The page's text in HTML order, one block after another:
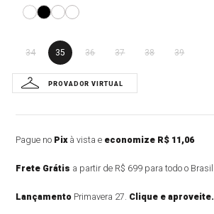
34 35 36 37 38 39
Pague no Pixà vista e economize R$ 11,06
Frete Grátis a partir de R$ 699 para todo o Brasil
Lançamento Primavera 27. Clique e aproveite.